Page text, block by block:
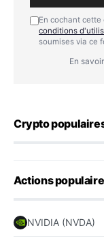
En cochant
conditions
soumises via ce
En
Crypto
Actions
NVIDIA (NVDA)